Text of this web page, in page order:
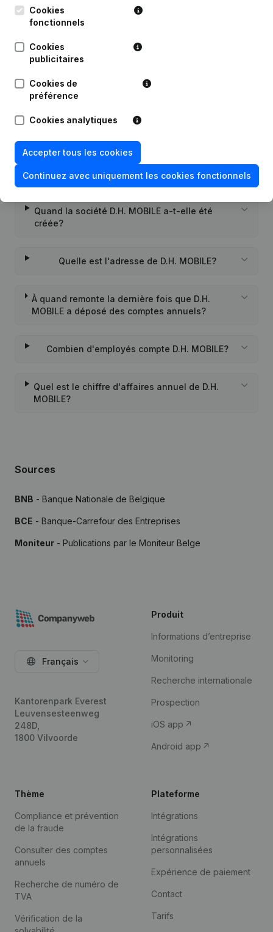
06-07-2021
Rubrique Constitution (Nouvelle
Questions fréquemment posées
Quel est l'identifiant PEPPOL de D.H. MOBILE?
Quand la société D.H. MOBILE a-t-elle été
créée?
Quelle est l'adresse de D.H. MOBILE?
À quand remonte la dernière fois que D.H.
MOBILE a déposé des comptes annuels?
Combien d'employés compte D.H. MOBILE?
Quel est le chiffre d'affaires annuel de D.H.
MOBILE?
Sources
BNB - Banque Nationale de Belgique
BCE - Banque-Carrefour des Entreprises
Moniteur - Publications par le Moniteur Belge
Cookies
fonctionnels
Cookies
publicitaires
Cookies de
préférence
Cookies analytiques
Accepter tous les cookies
Continuez avec uniquement les cookies fonctionnels
Français
Kantorenpark Everest
Leuvensesteenweg
248D,
1800 Vilvoorde
Produit
Informations d’entreprise
Monitoring
Recherche internationale
Prospection
iOS app
Android app
Thème
Compliance et prévention
de la fraude
Consulter des comptes
annuels
Recherche de numéro de
TVA
Vérification de la
Plateforme
Intégrations
Intégrations
personnalisées
Expérience de paiement
Contact
Tarifs